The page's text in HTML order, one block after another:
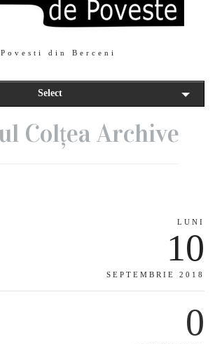
Povesti din Berceni
Select
Colțea Archive
LUNI
10
SEPTEMBRIE 2018
0